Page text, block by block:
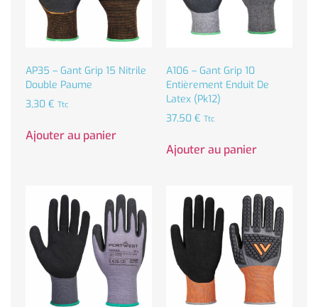
AP35 – Gant Grip 15 Nitrile
Double Paume
3,30 € Ttc
Ajouter au panier
A106 – Gant Grip 10
Entièrement Enduit De
Latex (Pk12)
37,50 € Ttc
Ajouter au panier